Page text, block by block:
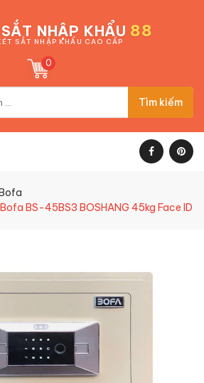
NHẬP KHẨU 88
SẮT NHẬP KHẨU CAO CẤP
0
Tìm kiếm
BS-45BS3 BOSHANG 45kg Face ID